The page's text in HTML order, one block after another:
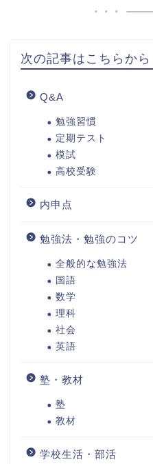
次の記事はこちらから
Q&A
勉強習慣
定期テスト
模試
高校受験
内申点
勉強法・勉強のコツ
全般的な勉強法
国語
数学
理科
社会
英語
塾・教材
塾
教材
学校生活・部活